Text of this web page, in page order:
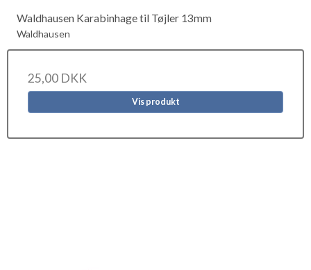
Waldhausen Karabinhage til Tøjler 13mm
Waldhausen
25,00 DKK
Vis produkt